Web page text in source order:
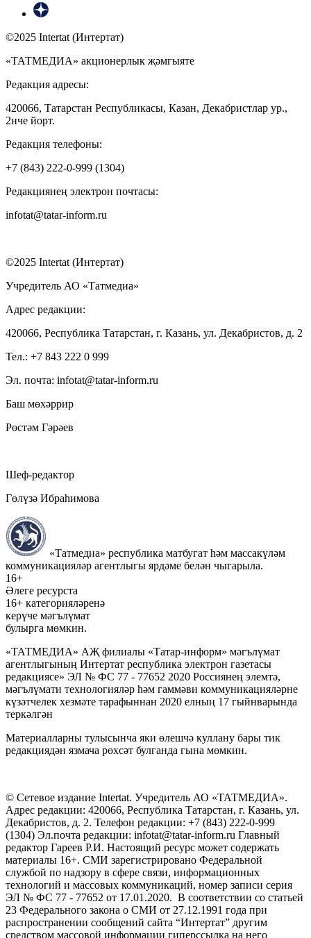
©2025 Intertat (Интертат)
«ТАТМЕДИА» акционерлык җәмгыяте
Редакция адресы:
420066, Татарстан Республикасы, Казан, Декабристлар ур.,
2нче йорт.
Редакция телефоны:
+7 (843) 222-0-999 (1304)
Редакциянең электрон почтасы:
infotat@tatar-inform.ru
©2025 Intertat (Интертат)
Учредитель АО «Татмедиа»
Адрес редакции:
420066, Республика Татарстан, г. Казань, ул. Декабристов, д. 2
Тел.: +7 843 222 0 999
Эл. почта: infotat@tatar-inform.ru
Баш мөхәррир
Рөстәм Гәрәев
Шеф-редактор
Гөлүзә Ибраһимова
«Татмедиа» республика матбугат һәм массакүләм
коммуникацияләр агентлыгы ярдәме белән чыгарыла.
16+
Әлеге ресурста
16+ категорияләренә
керүче мәгълүмат
булырга мөмкин.
«ТАТМЕДИА» АҖ филиалы «Татар-информ» мәгълүмат
агентлыгының Интертат республика электрон газетасы
редакциясе» ЭЛ № ФС 77 - 77652 2020 Россиянең элемтә,
мәгълүмати технологияләр һәм гаммәви коммуникацияләрне
күзәтчелек хезмәте тарафыннан 2020 елның 17 гыйнварында
теркәлгән
Материалларны тулысынча яки өлешчә куллану бары тик
редакциядән язмача рөхсәт булганда гына мөмкин.
© Сетевое издание Intertat. Учредитель АО «ТАТМЕДИА».
Адрес редакции: 420066, Республика Татарстан, г. Казань, ул.
Декабристов, д. 2. Телефон редакции: +7 (843) 222-0-999
(1304) Эл.почта редакции: infotat@tatar-inform.ru Главный
редактор Гареев Р.И. Настоящий ресурс может содержать
материалы 16+. СМИ зарегистрировано Федеральной
службой по надзору в сфере связи, информационных
технологий и массовых коммуникаций, номер записи серия
ЭЛ № ФС 77 - 77652 от 17.01.2020. В соответствии со статьей
23 Федерального закона о СМИ от 27.12.1991 года при
распространении сообщений сайта “Интертат” другим
средством массовой информации гиперссылка на него